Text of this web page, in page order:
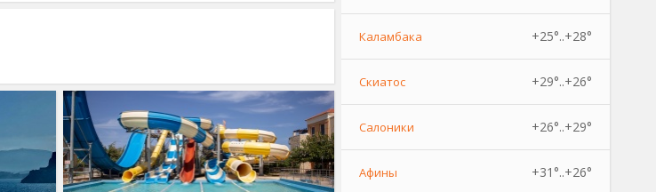
Каламбака +25°..+28°
Скиатос +29°..+26°
Салоники +26°..+29°
Афины +31°..+26°